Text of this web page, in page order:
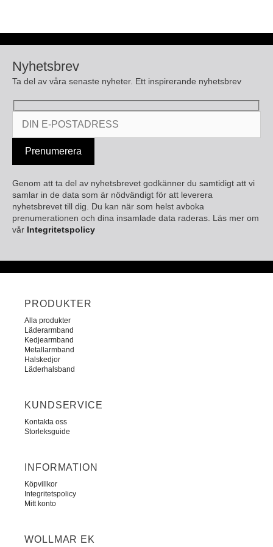
Nyhetsbrev
Ta del av våra senaste nyheter. Ett inspirerande nyhetsbrev
Genom att ta del av nyhetsbrevet godkänner du samtidigt att vi
samlar in de data som är nödvändigt för att leverera
nyhetsbrevet till dig. Du kan när som helst avboka
prenumerationen och dina insamlade data raderas. Läs mer om
vår Integritetspolicy
PRODUKTER
Alla produkter
Läderarmband
Kedjearmband
Metallarmband
Halskedjor
Läderhalsband
KUNDSERVICE
Kontakta oss
Storleksguide
INFORMATION
Köpvillkor
Integritetspolicy
Mitt konto
WOLLMAR EK